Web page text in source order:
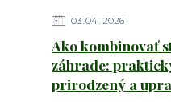
03 04 2026
Ako kombinovať
záhrade:
prirodzený a